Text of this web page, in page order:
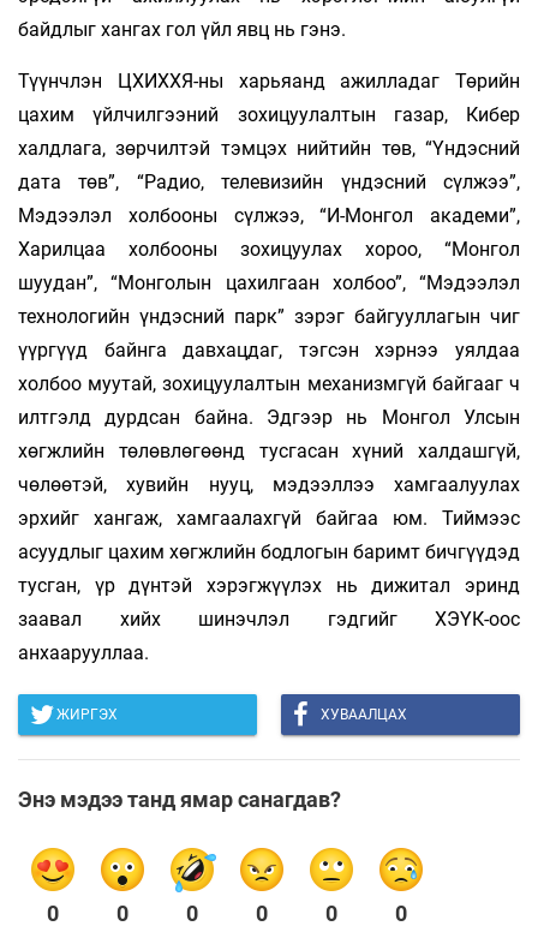
байдлыг хангах гол үйл явц нь гэнэ.
Түүнчлэн ЦХИХХЯ-ны харьяанд ажилладаг Төрийн
цахим үйлчилгээний зохицуулалтын газар, Кибер
халдлага, зөрчилтэй тэмцэх нийтийн төв, “Үндэсний
дата төв”, “Радио, телевизийн үндэсний сүлжээ”,
Мэдээлэл холбооны сүлжээ, “И-Монгол академи”,
Харилцаа холбооны зохицуулах хороо, “Монгол
шуудан”, “Монголын цахилгаан холбоо”, “Мэдээлэл
технологийн үндэсний парк” зэрэг байгууллагын чиг
үүргүүд байнга давхацдаг, тэгсэн хэрнээ уялдаа
холбоо муутай, зохицуулалтын механизмгүй байгааг ч
илтгэлд дурдсан байна. Эдгээр нь Монгол Улсын
хөгжлийн төлөвлөгөөнд тусгасан хүний халдашгүй,
чөлөөтэй, хувийн нууц, мэдээллээ хамгаалуулах
эрхийг хангаж, хамгаалахгүй байгаа юм. Тиймээс
асуудлыг цахим хөгжлийн бодлогын баримт бичгүүдэд
тусган, үр дүнтэй хэрэгжүүлэх нь дижитал эринд
заавал хийх шинэчлэл гэдгийг ХЭҮК-оос
анхаарууллаа.
ЖИРГЭХ ХУВААЛЦАХ
Энэ мэдээ танд ямар санагдав?
0 0 0 0 0 0